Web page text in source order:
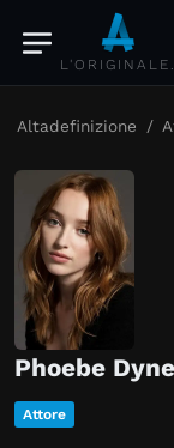
L'ORIGINALE.
Altadefinizione /
Phoebe
Attore